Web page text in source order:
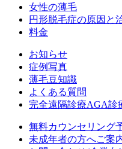
女性の薄毛
円形脱毛症の原因と
料金
お知らせ
症例写真
薄毛豆知識
よくある質問
完全遠隔診療AGA診
無料カウンセリング
未成年者の方へご案